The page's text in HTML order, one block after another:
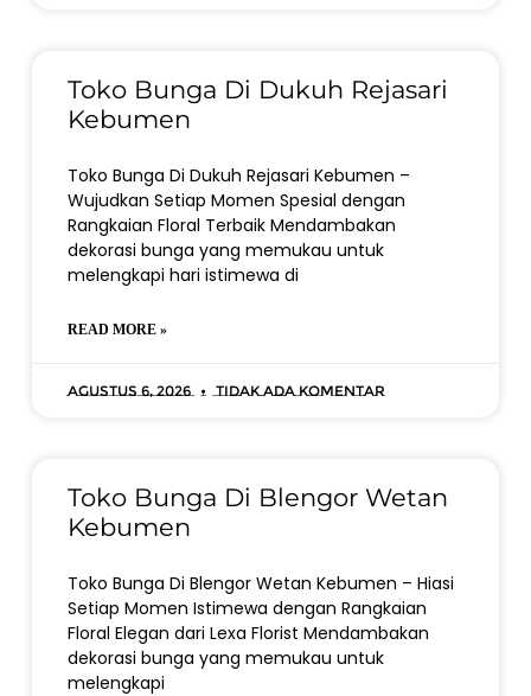
Toko Bunga Di Dukuh Rejasari
Kebumen
Toko Bunga Di Dukuh Rejasari Kebumen –
Wujudkan Setiap Momen Spesial dengan
Rangkaian Floral Terbaik Mendambakan
dekorasi bunga yang memukau untuk
melengkapi hari istimewa di
READ MORE »
Agustus 6, 2026 Tidak ada komentar
Toko Bunga Di Blengor Wetan
Kebumen
Toko Bunga Di Blengor Wetan Kebumen – Hiasi
Setiap Momen Istimewa dengan Rangkaian
Floral Elegan dari Lexa Florist Mendambakan
dekorasi bunga yang memukau untuk
melengkapi